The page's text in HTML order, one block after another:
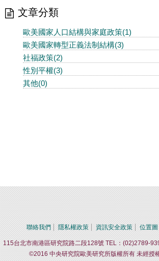
文章分類
歐美國家人口結構與家庭政策(1)
歐美國家轉型正義法制結構(3)
社福政策(2)
性別平權(3)
其他(0)
聯絡我們 隱私權政策 資訊安全政策 位置圖
115台北市南港區研究院路二段128號 TEL：(02)2789-
©2016 中央研究院歐美研究所版權所有 未經授